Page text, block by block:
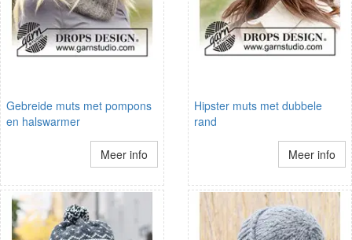
Gebreide muts met pompons
en halswarmer
Meer info
Hipster muts met dubbele
rand
Meer info